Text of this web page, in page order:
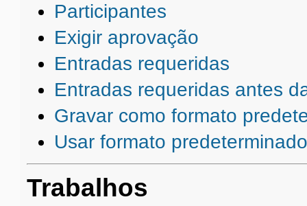
Participantes
Exigir aprovação
Entradas requeridas
Entradas requeridas antes
Gravar como formato
Usar formato
Trabalhos